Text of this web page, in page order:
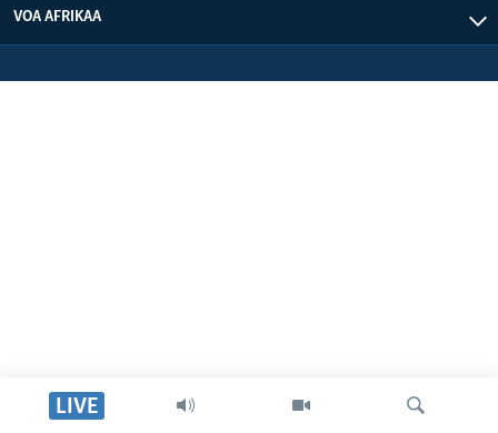
LIVE
VOA AFRIKAA